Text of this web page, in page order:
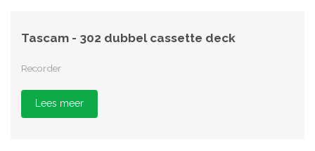
Tascam - 302 dubbel cassette deck
Recorder
Lees meer